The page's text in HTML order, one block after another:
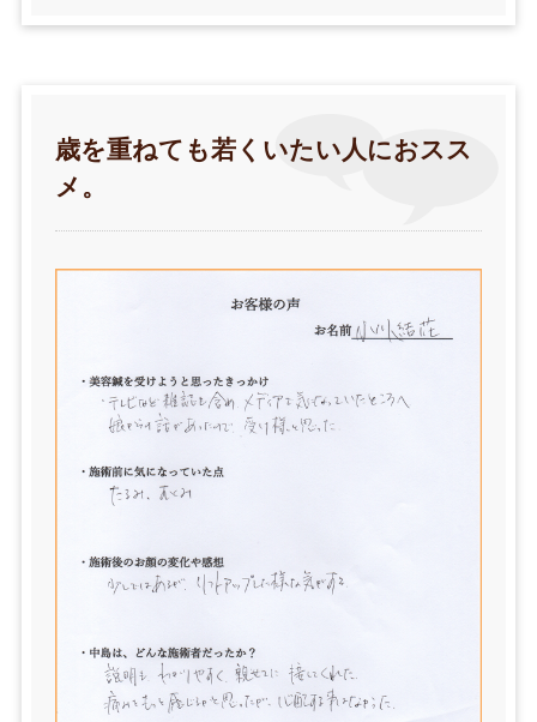
歳を重ねても若くいたい人におスス
メ。